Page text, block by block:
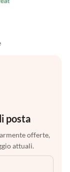
posta
offerte,
attuali.